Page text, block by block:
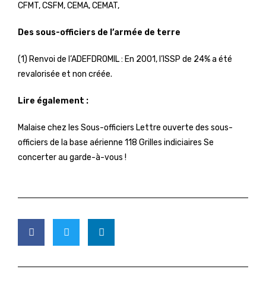
CFMT, CSFM, CEMA, CEMAT,
Des sous-officiers de l’armée de terre
(1) Renvoi de l’ADEFDROMIL : En 2001, l’ISSP de 24% a été
revalorisée et non créée.
Lire également :
Malaise chez les Sous-officiers Lettre ouverte des sous-
officiers de la base aérienne 118 Grilles indiciaires Se
concerter au garde-à-vous !